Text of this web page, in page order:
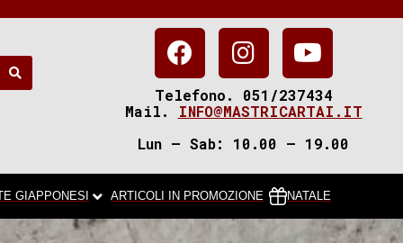
Telefono. 051/237434
Mail.
INFO@MASTRICARTAI.IT
Lun – Sab: 10.00 – 19.00
GIAPPONESI ARTICOLI IN PROMOZIONE NATALE